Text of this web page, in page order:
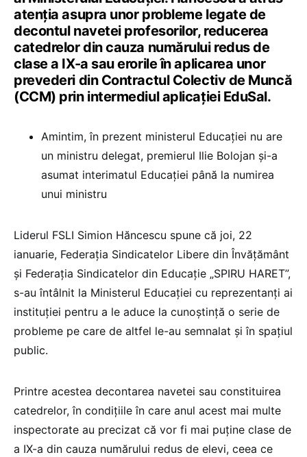
atenția asupra unor probleme legate de
decontul navetei profesorilor, reducerea
catedrelor din cauza numărului redus de
clase a IX-a sau erorile în aplicarea unor
prevederi din Contractul Colectiv de Muncă
(CCM) prin intermediul aplicației EduSal.
Amintim, în prezent ministerul Educației nu are
un ministru delegat, premierul Ilie Bolojan și-a
asumat interimatul Educației până la numirea
unui ministru
Liderul FSLI Simion Hăncescu spune că joi, 22
ianuarie, Federația Sindicatelor Libere din Învățământ
și Federația Sindicatelor din Educație „SPIRU HARET”,
s-au întâlnit la Ministerul Educației cu reprezentanți ai
instituției pentru a le aduce la cunoștință o serie de
probleme pe care de altfel le-au semnalat și în spațiul
public.
Printre acestea decontarea navetei sau constituirea
catedrelor, în condițiile în care anul acest mai multe
inspectorate au precizat că vor fi mai puține clase de
a IX-a din cauza numărului redus de elevi, ceea ce